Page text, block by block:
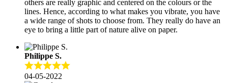
others are really graphic and centered on the colours or the
lines. Hence, according to what makes you vibrate, you have
a wide range of shots to choose from. They really do have an
eye to bring a little part of nature alive on paper.
Philippe S.
04-05-2022